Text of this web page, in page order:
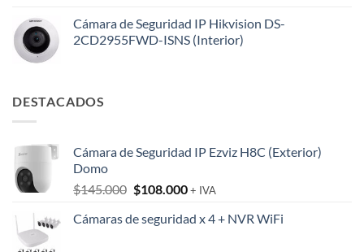
Cámara de Seguridad IP Hikvision DS-
2CD2955FWD-ISNS (Interior)
DESTACADOS
Cámara de Seguridad IP Ezviz H8C (Exterior)
Domo
$145.000 El
original
$108.000El
actual
+ IVA
Cámaras de seguridad x 4 + NVR WiFi